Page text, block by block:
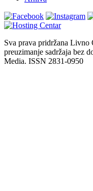
Sva prava pridržana
preuzimanje sadržaja bez
Media. ISSN 2831-0950